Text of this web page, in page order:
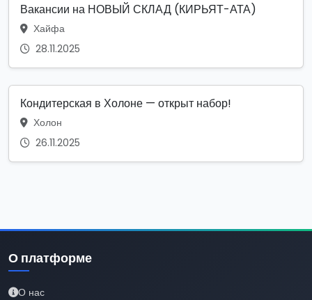
Вакансии на НОВЫЙ СКЛАД (КИРЬЯТ-АТА)
Хайфа
28.11.2025
Кондитерская в Холоне — открыт набор!
Холон
26.11.2025
О платформе
О нас